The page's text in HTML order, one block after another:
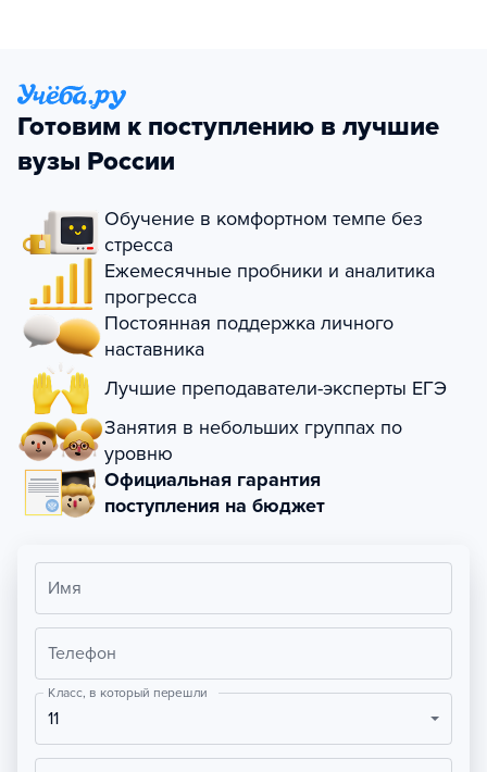
Готовим к поступлению в лучшие
вузы России
Обучение в комфортном темпе без
стресса
Ежемесячные пробники и аналитика
прогресса
Постоянная поддержка личного
наставника
Лучшие преподаватели-эксперты ЕГЭ
Занятия в небольших группах по
уровню
Официальная гарантия
поступления на бюджет
Имя
Телефон
Класс, в который перешли
11